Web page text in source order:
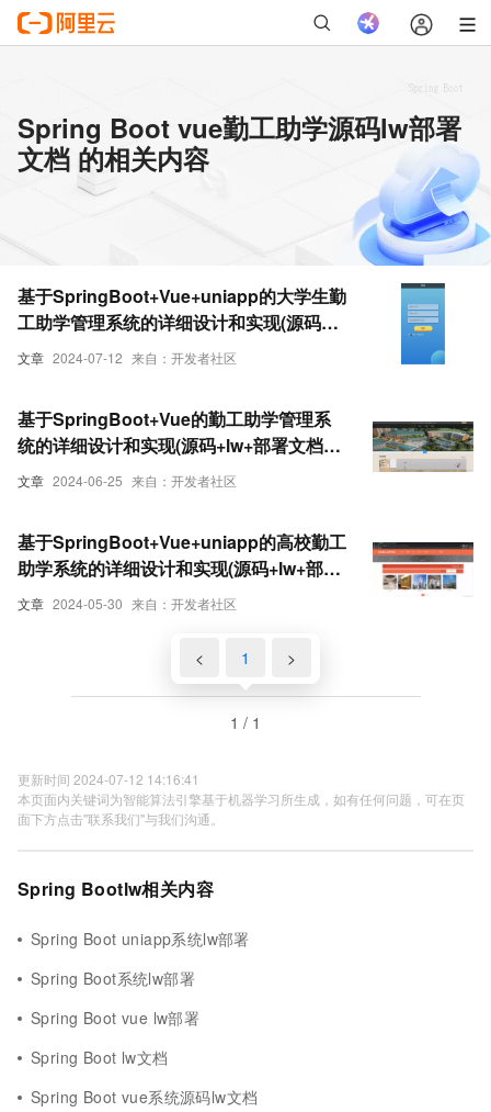
Spring Boot vue勤工助学源码lw部署
文档 的相关内容
文章 2024-07-12 来自：开发者社区
基于SpringBoot+Vue+uniapp的大学生勤
工助学管理系统的详细设计和实现(源码
+lw+部署文档+讲解等)
文章 2024-06-25 来自：开发者社区
基于SpringBoot+Vue的勤工助学管理系
统的详细设计和实现(源码+lw+部署文档
+讲解等)
文章 2024-05-30 来自：开发者社区
基于SpringBoot+Vue+uniapp的高校勤工
助学系统的详细设计和实现(源码+lw+部署
文档+讲解等)
< 1 >
1 / 1
更新时间 2024-07-12 14:16:41
本页面内关键词为智能算法引擎基于机器学习所生成，如有任何问题，可在页
面下方点击"联系我们"与我们沟通。
Spring Bootlw相关内容
Spring Boot uniapp系统lw部署
Spring Boot系统lw部署
Spring Boot vue lw部署
Spring Boot lw文档
Spring Boot vue系统源码lw文档